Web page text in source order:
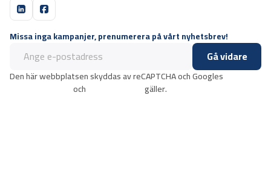
Missa inga kampanjer, prenumerera på vårt nyhetsbrev!
Gå vidare
Den här webbplatsen skyddas av reCAPTCHA och Googles
och gäller.